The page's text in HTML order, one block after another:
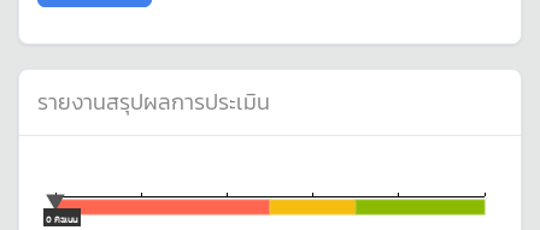
รายงานสรุปผลการประเมิน
0 คะแนน